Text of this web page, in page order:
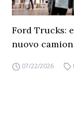
Ford Trucks:
nuovo
07/22/2026